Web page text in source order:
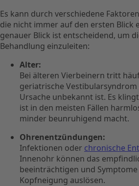
Es kann durch verschiedene
die nicht immer auf den ersten Blick
genauer Blick ist entscheidend, um
Behandlung einzuleiten:
Alter:
Bei älteren Vierbeinern tritt
geriatrische Vestibularsyndrom
Ursache unbekannt ist. Es
ist in den meisten Fällen
minder beunruhigend macht.
Ohrenentzündungen:
Infektionen oder chronische
Innenohr können das
beeinträchtigen und
Kopfneigung auslösen.